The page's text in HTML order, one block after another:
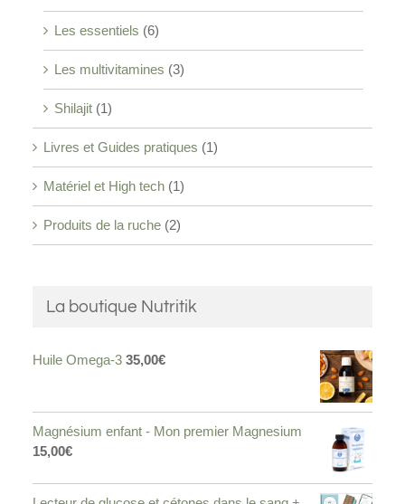
Les essentiels (6)
Les multivitamines (3)
Shilajit (1)
Livres et Guides pratiques (1)
Matériel et High tech (1)
Produits de la ruche (2)
La boutique Nutritik
Huile Omega-3 35,00€
Magnésium enfant - Mon premier Magnesium
15,00€